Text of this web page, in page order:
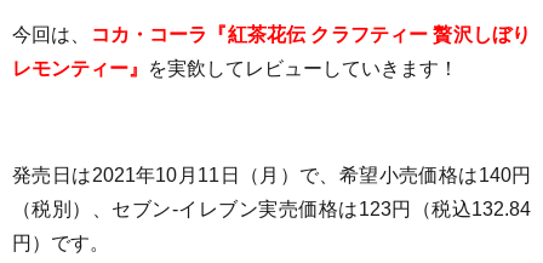
今回は、
コカ・コーラ『紅茶花伝 クラフティー 贅沢しぼり
レモンティー』
を実飲してレビューしていきます！
発売日は2021年10月11日（月）で、希望小売価格は140円
（税別）、セブン-イレブン実売価格は123円（税込132.84
円） です。